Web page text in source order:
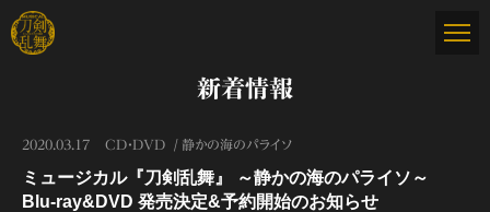
新着情報
2020.03.17 CD・DVD 静かの海のパライソ
ミュージカル『刀剣乱舞』 ～静かの海のパライソ～
Blu-ray&DVD 発売決定&予約開始のお知らせ